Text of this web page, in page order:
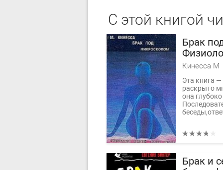
С этой книгой
Брак
человека
Кинесса М
Эта книга —
раскрыто
она
Брак и